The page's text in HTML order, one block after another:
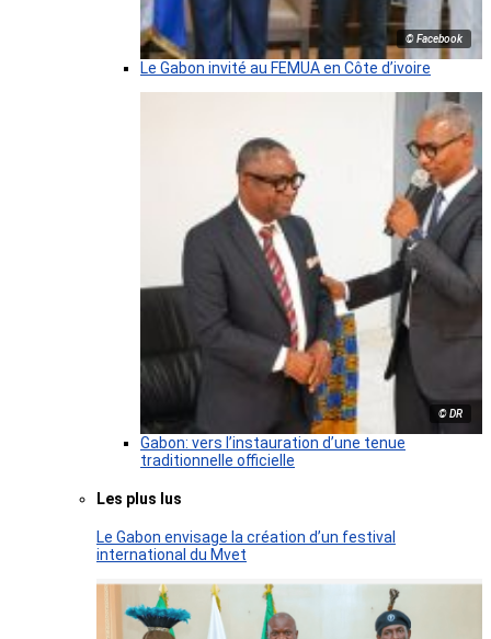
© Facebook
Le Gabon invité au FEMUA en Côte d’ivoire
© DR
Gabon: vers l’instauration d’une tenue
traditionnelle officielle
Les plus lus
Le Gabon envisage la création d’un festival
international du Mvet